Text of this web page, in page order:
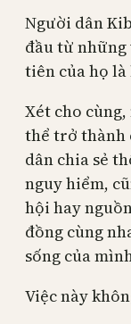
Người dân
đầu từ
tiên của họ
Xét cho
thể trở thành
dân chia sẻ
nguy hiểm,
hội hay
đồng cùng
sống của
Việc này